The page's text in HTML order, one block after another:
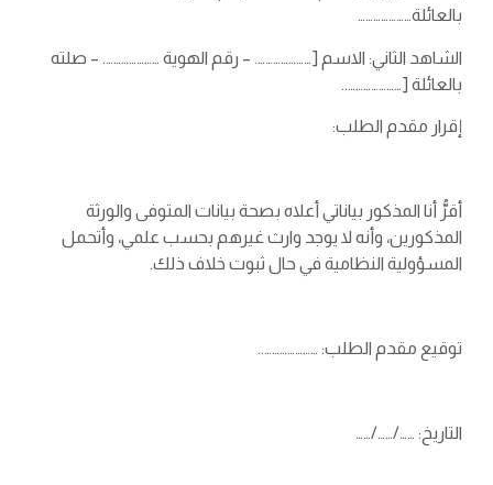
بالعائلة…………………
الشاهد الثاني: الاسم […………………. – رقم الهوية …………………. – صلته
بالعائلة […………………..
إقرار مقدم الطلب:
أقرُّ أنا المذكور بياناتي أعلاه بصحة بيانات المتوفى والورثة
المذكورين، وأنه لا يوجد وارث غيرهم بحسب علمي، وأتحمل
المسؤولية النظامية في حال ثبوت خلاف ذلك.
توقيع مقدم الطلب: …………………..
التاريخ: ……/……/……